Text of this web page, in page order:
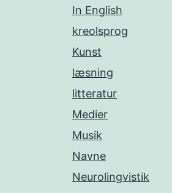
In English
kreolsprog
Kunst
læsning
litteratur
Medier
Musik
Navne
Neurolingvistik